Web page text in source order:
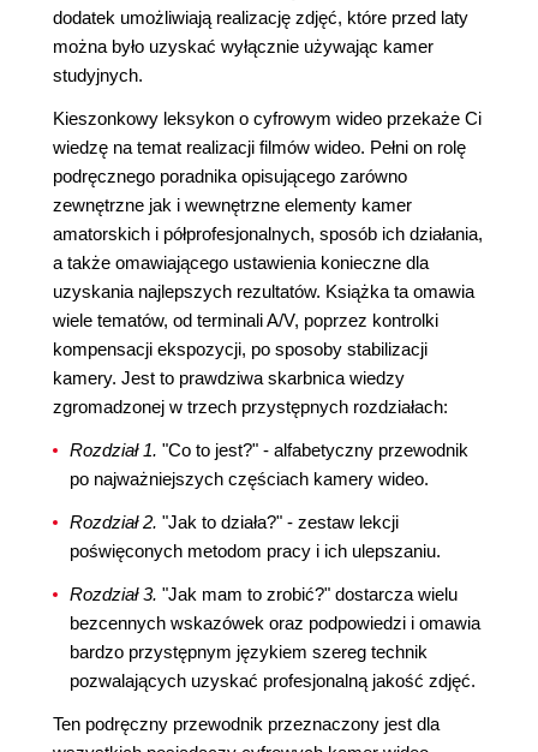
dodatek umożliwiają realizację zdjęć, które przed laty
można było uzyskać wyłącznie używając kamer
studyjnych.
Kieszonkowy leksykon o cyfrowym wideo przekaże Ci
wiedzę na temat realizacji filmów wideo. Pełni on rolę
podręcznego poradnika opisującego zarówno
zewnętrzne jak i wewnętrzne elementy kamer
amatorskich i półprofesjonalnych, sposób ich działania,
a także omawiającego ustawienia konieczne dla
uzyskania najlepszych rezultatów. Książka ta omawia
wiele tematów, od terminali A/V, poprzez kontrolki
kompensacji ekspozycji, po sposoby stabilizacji
kamery. Jest to prawdziwa skarbnica wiedzy
zgromadzonej w trzech przystępnych rozdziałach:
Rozdział 1. "Co to jest?" - alfabetyczny przewodnik
po najważniejszych częściach kamery wideo.
Rozdział 2. "Jak to działa?" - zestaw lekcji
poświęconych metodom pracy i ich ulepszaniu.
Rozdział 3. "Jak mam to zrobić?" dostarcza wielu
bezcennych wskazówek oraz podpowiedzi i omawia
bardzo przystępnym językiem szereg technik
pozwalających uzyskać profesjonalną jakość zdjęć.
Ten podręczny przewodnik przeznaczony jest dla